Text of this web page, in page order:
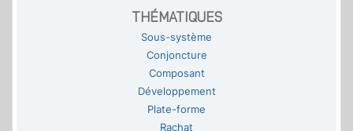
THÉMATIQUES
Sous-système
Conjoncture
Composant
Développement
Plate-forme
Rachat